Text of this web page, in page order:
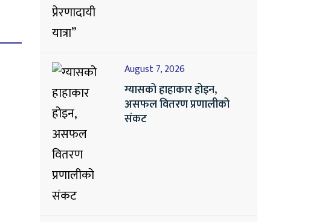
August 7, 2026
ग्यासको हाहाकार होइन,
असफल वितरण प्रणालीको
संकट